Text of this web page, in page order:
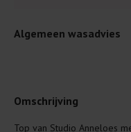
Algemeen wasadvies
Omschrijving
Top van Studio Anneloes